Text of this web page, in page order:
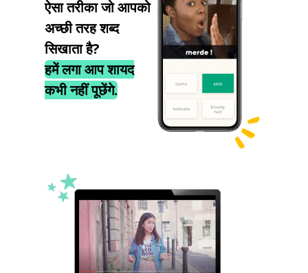
ऐसा तरीका जो आपको
अच्छी तरह शब्द
सिखाता है?
हमें लगा आप शायद
कभी नहीं पूछेंगे.